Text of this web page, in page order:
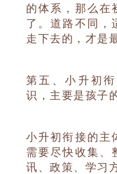
的体系，那么在
了。道路不同，
走下去的，才是
第五、小升初
识，主要是孩子
小升初衔接的主
需要尽快收集、
讯、政策、学习